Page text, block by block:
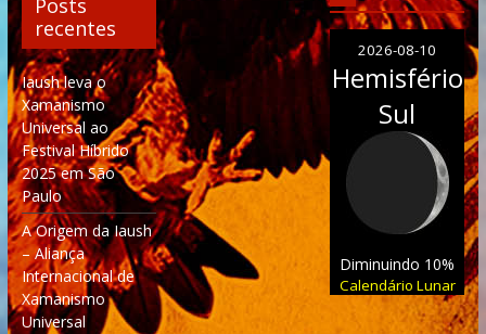
Posts
recentes
Iaush leva o
Xamanismo
Universal ao
Festival Híbrido
2025 em São
Paulo
A Origem da Iaush
– Aliança
Internacional de
Xamanismo
Universal
2026-08-10
Hemisfério
Sul
Diminuindo 10%
Calendário Lunar